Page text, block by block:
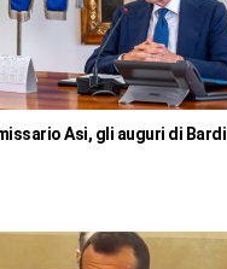
Asi, gli auguri di Bardi